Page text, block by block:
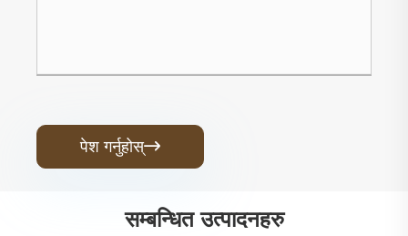
पेश गर्नुहोस्
सम्बन्धित उत्पादनहरु